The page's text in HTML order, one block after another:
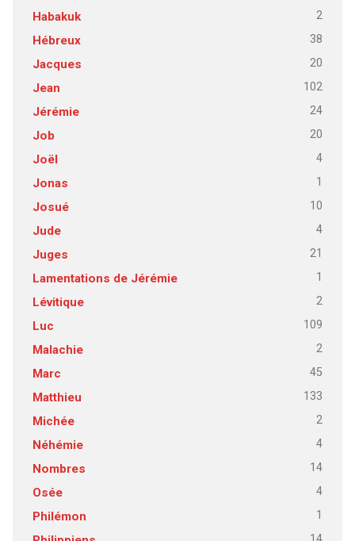
Habakuk 2
Hébreux 38
Jacques 20
Jean 102
Jérémie 24
Job 20
Joël 4
Jonas 1
Josué 10
Jude 4
Juges 21
Lamentations de Jérémie 1
Lévitique 2
Luc 109
Malachie 2
Marc 45
Matthieu 133
Michée 2
Néhémie 4
Nombres 14
Osée 4
Philémon 1